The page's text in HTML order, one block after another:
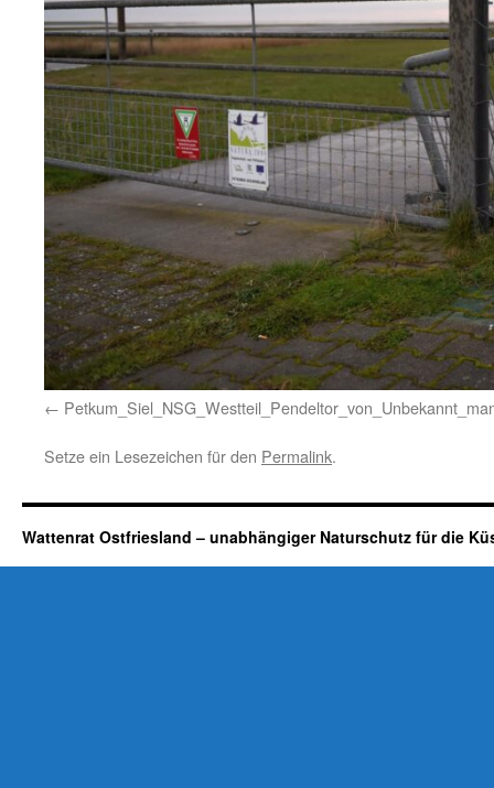
Setze ein Lesezeichen für den Permalink.
Wattenrat Ostfriesland – unabhängiger Naturschutz für die